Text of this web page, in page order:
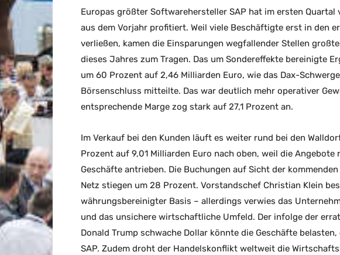
Europas größter Softwarehersteller SAP hat im ersten Quartal
aus dem Vorjahr profitiert. Weil viele Beschäftigte erst in den
verließen, kamen die Einsparungen wegfallender Stellen
dieses Jahres zum Tragen. Das um Sondereffekte bereinigte
um 60 Prozent auf 2,46 Milliarden Euro, wie das Dax-
Börsenschluss mitteilte. Das war deutlich mehr operativer
entsprechende Marge zog stark auf 27,1 Prozent an.
Im Verkauf bei den Kunden läuft es weiter rund bei den
Prozent auf 9,01 Milliarden Euro nach oben, weil die
Geschäfte antrieben. Die Buchungen auf Sicht der
Netz stiegen um 28 Prozent. Vorstandschef Christian Klein
währungsbereinigter Basis – allerdings verwies das
und das unsichere wirtschaftliche Umfeld. Der infolge der
Donald Trump schwache Dollar könnte die Geschäfte
SAP. Zudem droht der Handelskonflikt weltweit die